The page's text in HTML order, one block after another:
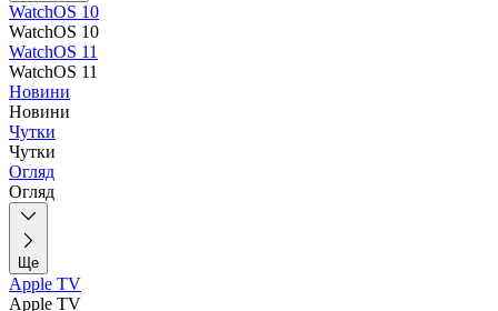
WatchOS 10
WatchOS 10
WatchOS 11
WatchOS 11
Новини
Новини
Чутки
Чутки
Огляд
Огляд
Ще
Apple TV
Apple TV